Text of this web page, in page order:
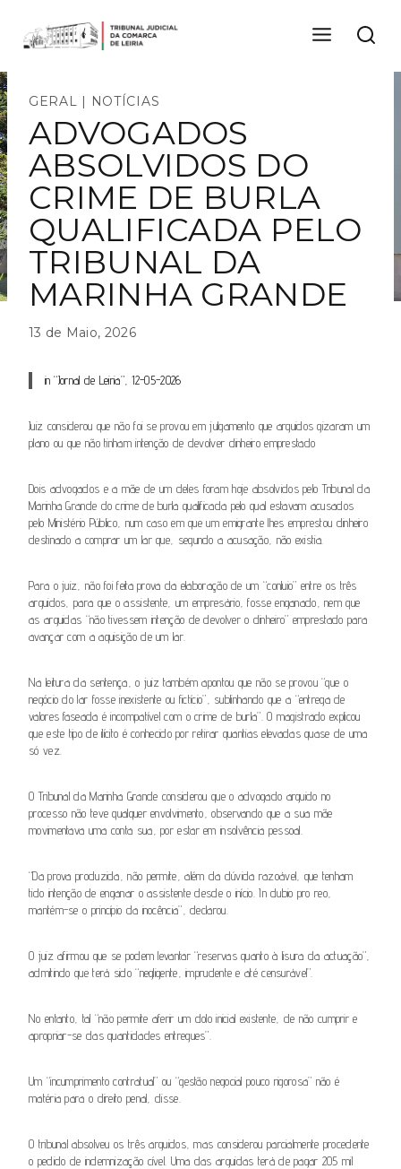
content
GERAL | NOTÍCIAS
ADVOGADOS
ABSOLVIDOS DO
CRIME DE BURLA
QUALIFICADA PELO
TRIBUNAL DA
MARINHA GRANDE
13 de Maio, 2026
in “Jornal de Leiria”, 12-05-2026
Juiz considerou que não foi se provou em julgamento que arguidos gizaram um
plano ou que não tinham intenção de devolver dinheiro emprestado
Dois advogados e a mãe de um deles foram hoje absolvidos pelo Tribunal da
Marinha Grande do crime de burla qualificada pelo qual estavam acusados
pelo Ministério Público, num caso em que um emigrante lhes emprestou dinheiro
destinado a comprar um lar que, segundo a acusação, não existia.
Para o juiz, não foi feita prova da elaboração de um “conluio” entre os três
arguidos, para que o assistente, um empresário, fosse enganado, nem que
as arguidas “não tivessem intenção de devolver o dinheiro” emprestado para
avançar com a aquisição de um lar.
Na leitura da sentença, o juiz também apontou que não se provou “que o
negócio do lar fosse inexistente ou fictício”, sublinhando que a “entrega de
valores faseada é incompatível com o crime de burla”. O magistrado explicou
que este tipo de ilícito é conhecido por retirar quantias elevadas quase de uma
só vez.
O Tribunal da Marinha Grande considerou que o advogado arguido no
processo não teve qualquer envolvimento, observando que a sua mãe
movimentava uma conta sua, por estar em insolvência pessoal.
“Da prova produzida, não permite, além da dúvida razoável, que tenham
tido intenção de enganar o assistente desde o início. In dubio pro reo,
mantém-se o princípio da inocência”, declarou.
O juiz afirmou que se podem levantar “reservas quanto à lisura da actuação”,
admitindo que terá sido “negligente, imprudente e até censurável”.
No entanto, tal “não permite aferir um dolo inicial existente, de não cumprir e
apropriar-se das quantidades entregues”.
Um “incumprimento contratual” ou “gestão negocial pouco rigorosa” não é
matéria para o direito penal, disse.
O tribunal absolveu os três arguidos, mas considerou parcialmente procedente
o pedido de indemnização cível. Uma das arguidas terá de pagar 205 mil